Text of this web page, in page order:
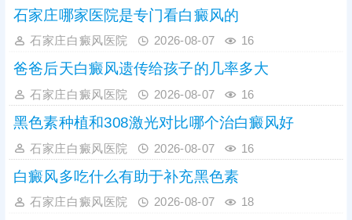
石家庄哪家医院是专门看白癜风的
石家庄白癜风医院 2026-08-07 16
爸爸后天白癜风遗传给孩子的几率多大
石家庄白癜风医院 2026-08-07 16
黑色素种植和308激光对比哪个治白癜风好
石家庄白癜风医院 2026-08-07 16
白癜风多吃什么有助于补充黑色素
石家庄白癜风医院 2026-08-07 18